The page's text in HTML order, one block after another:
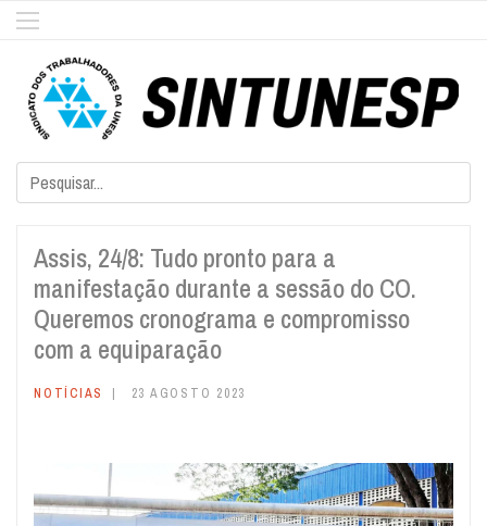
Assis, 24/8: Tudo pronto para a
manifestação durante a sessão do CO.
Queremos cronograma e compromisso
com a equiparação
NOTÍCIAS 23 AGOSTO 2023